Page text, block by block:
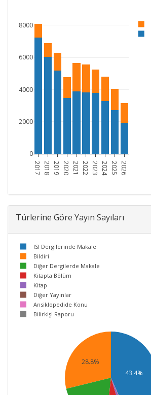
2017 2018 2019 2020 2021 2022 2023 2024 2025 2026
0
2000
4000
6000
8000
Türlerine Göre Yayın Sayıları
43.4%
28.8%
ISI Dergilerinde Makale
Bildiri
Diğer Dergilerde Makale
Kitapta Bölüm
Kitap
Diğer Yayınlar
Ansiklopedide Konu
Bilirkişi Raporu